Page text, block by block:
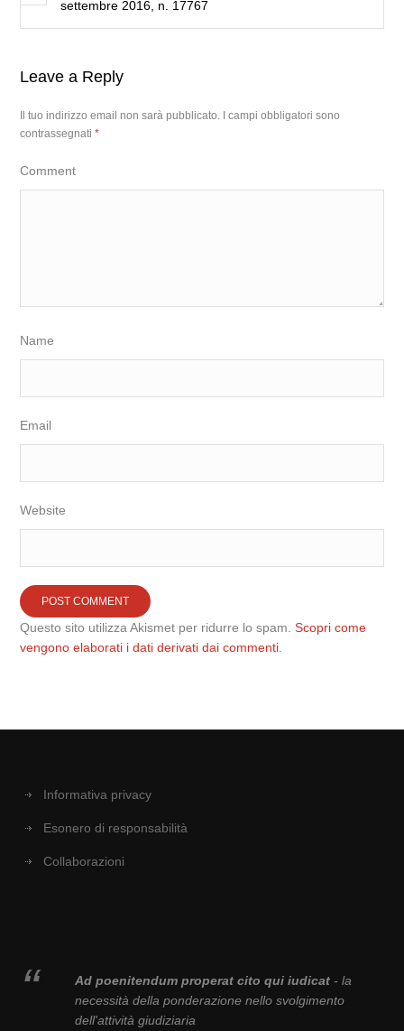
settembre 2016, n. 17767
Leave a Reply
Il tuo indirizzo email non sarà pubblicato.
I campi obbligatori sono
contrassegnati*
Comment
Name
Email
Website
Questo sito utilizza Akismet per ridurre lo spam.Scopri come
vengono elaborati i dati derivati dai commenti
Informativa privacy
Esonero di responsabilità
Collaborazioni
Ad poenitendum properat cito qui iudicat- la
necessità della ponderazione nello svolgimento
dell'attività giudiziaria